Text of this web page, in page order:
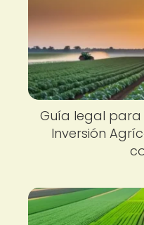
Guía legal para
Inversión